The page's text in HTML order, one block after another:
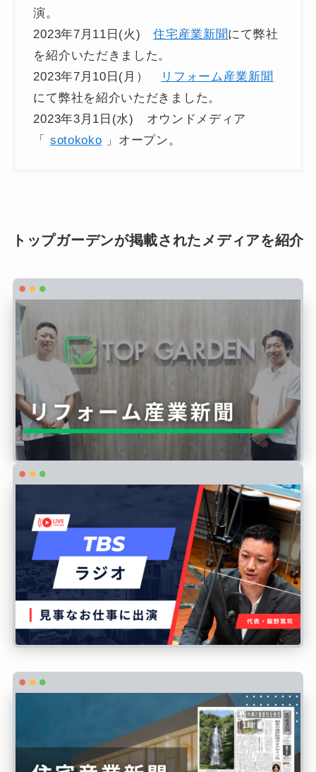
演。
2023年7月11日(火)住宅産業新聞にて弊社
を紹介いただきました。
2023年7月10日(月）
リフォーム産業新聞
にて弊社を紹介いただきました。
2023年3月1日(水) オウンドメディア
「 sotokoko 」オープン。
トップガーデンが掲載されたメディアを紹介